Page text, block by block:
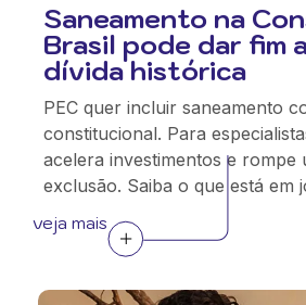
Saneamento na
Brasil pode dar fim
dívida histórica
PEC quer incluir saneamento
constitucional. Para
acelera investimentos e rompe
exclusão. Saiba o que está em
veja mais